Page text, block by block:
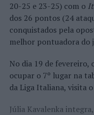
20-25 e 23-25) com o
dos 26 pontos (24
conquistados pela
melhor pontuadora do
No dia 19 de fevereiro,
ocupar o 7º lugar na
da Liga Italiana, visita o
Júlia Kavalenka